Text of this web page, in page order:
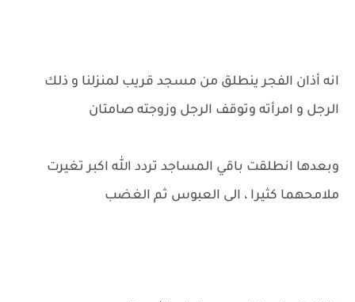
انه أذان الفجر ينطلق من مسجد قريب لمنزلنا و ذلك
الرجل و امرأته وتوقف الرجل وزوجته صامتان
وبعدها انطلقت باقي المساجد تردد الله اكبر تغيرت
ملامحهما كثيرا ، الى العبوس ثم الغضب